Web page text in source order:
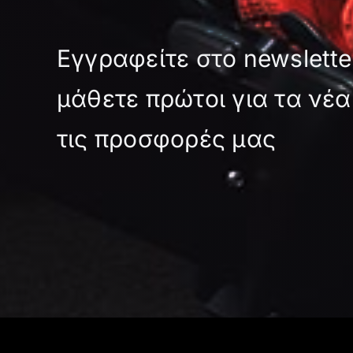
να
επιλεγούν
στη
σελίδα
του
Εγγραφείτε στο
μάθετε πρώτοι για τα
τις προσφορές μας